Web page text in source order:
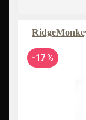
-17 %